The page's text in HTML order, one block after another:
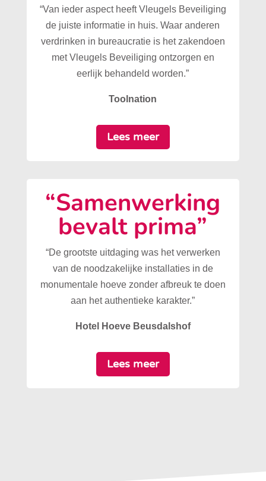
“Van ieder aspect heeft Vleugels Beveiliging
de juiste informatie in huis. Waar anderen
verdrinken in bureaucratie is het zakendoen
met Vleugels Beveiliging ontzorgen en
eerlijk behandeld worden.”
Toolnation
Lees meer
“Samenwerking
bevalt prima”
“De grootste uitdaging was het verwerken
van de noodzakelijke installaties in de
monumentale hoeve zonder afbreuk te doen
aan het authentieke karakter.”
Hotel Hoeve Beusdalshof
Lees meer